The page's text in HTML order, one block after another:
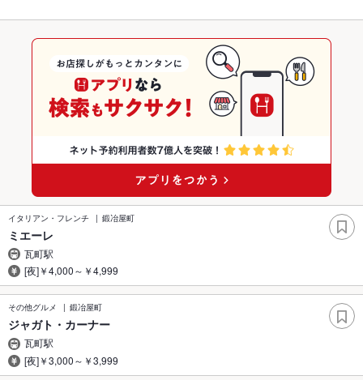
イタリアン・フレンチ 鍛冶屋町
ミエーレ
瓦町駅
[夜]￥4,000～￥4,999
その他グルメ 鍛冶屋町
ジャガト・カーナー
瓦町駅
[夜]￥3,000～￥3,999